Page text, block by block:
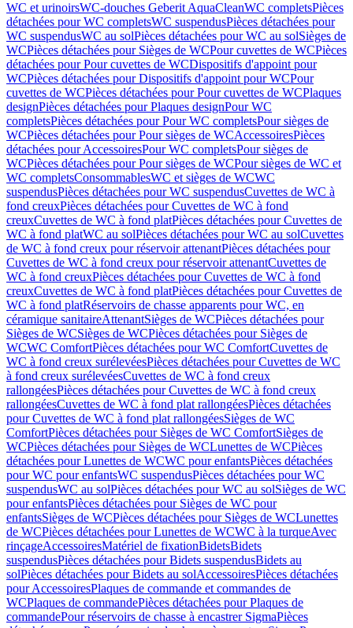
WC et urinoirsWC-douches Geberit AquaCleanWC completsPièces
détachées pour WC completsWC suspendusPièces détachées pour
WC suspendusWC au solPièces détachées pour WC au solSièges de
WCPièces détachées pour Sièges de WCPour cuvettes de WCPièces
détachées pour Pour cuvettes de WCDispositifs d'appoint pour
WCPièces détachées pour Dispositifs d'appoint pour WCPour
cuvettes de WCPièces détachées pour Pour cuvettes de WCPlaques
designPièces détachées pour Plaques designPour WC
completsPièces détachées pour Pour WC completsPour sièges de
WCPièces détachées pour Pour sièges de WCAccessoiresPièces
détachées pour AccessoiresPour WC completsPour sièges de
WCPièces détachées pour Pour sièges de WCPour sièges de WC et
WC completsConsommablesWC et sièges de WCWC
suspendusPièces détachées pour WC suspendusCuvettes de WC à
fond creuxPièces détachées pour Cuvettes de WC à fond
creuxCuvettes de WC à fond platPièces détachées pour Cuvettes de
WC à fond platWC au solPièces détachées pour WC au solCuvettes
de WC à fond creux pour réservoir attenantPièces détachées pour
Cuvettes de WC à fond creux pour réservoir attenantCuvettes de
WC à fond creuxPièces détachées pour Cuvettes de WC à fond
creuxCuvettes de WC à fond platPièces détachées pour Cuvettes de
WC à fond platRéservoirs de chasse apparents pour WC, en
céramique sanitaireAttenantSièges de WCPièces détachées pour
Sièges de WCSièges de WCPièces détachées pour Sièges de
WCWC ComfortPièces détachées pour WC ComfortCuvettes de
WC à fond creux surélevéesPièces détachées pour Cuvettes de WC
à fond creux surélevéesCuvettes de WC à fond creux
rallongéesPièces détachées pour Cuvettes de WC à fond creux
rallongéesCuvettes de WC à fond plat rallongéesPièces détachées
pour Cuvettes de WC à fond plat rallongéesSièges de WC
ComfortPièces détachées pour Sièges de WC ComfortSièges de
WCPièces détachées pour Sièges de WCLunettes de WCPièces
détachées pour Lunettes de WCWC pour enfantsPièces détachées
pour WC pour enfantsWC suspendusPièces détachées pour WC
suspendusWC au solPièces détachées pour WC au solSièges de WC
pour enfantsPièces détachées pour Sièges de WC pour
enfantsSièges de WCPièces détachées pour Sièges de WCLunettes
de WCPièces détachées pour Lunettes de WCWC à la turqueAvec
rinçageAccessoiresMatériel de fixationBidetsBidets
suspendusPièces détachées pour Bidets suspendusBidets au
solPièces détachées pour Bidets au solAccessoiresPièces détachées
pour AccessoiresPlaques de commande et commandes de
WCPlaques de commandePièces détachées pour Plaques de
commandePour réservoirs de chasse à encastrer SigmaPièces